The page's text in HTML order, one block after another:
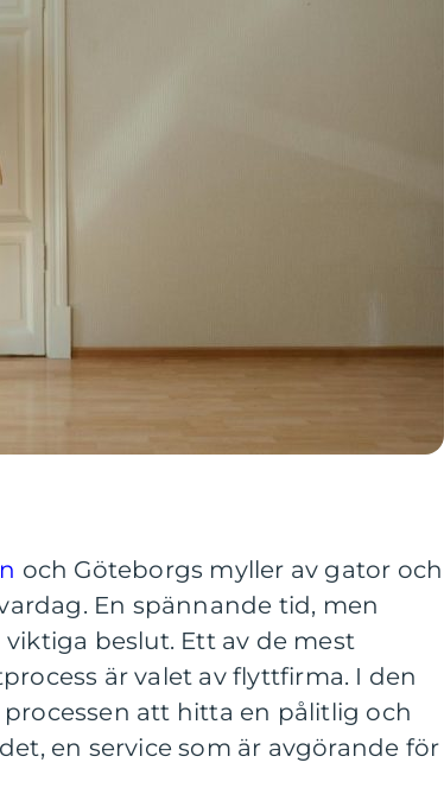
och Göteborgs myller av gator och
En spännande tid, men
beslut. Ett av de mest
är valet av flyttfirma. I den
att hitta en pålitlig och
en service som är avgörande för